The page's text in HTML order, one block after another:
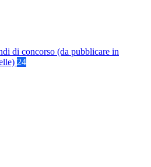
di concorso (da pubblicare in
24